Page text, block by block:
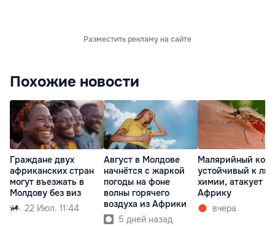
Разместить рекламу на сайте
Похожие новости
Граждане двух
африканских стран
могут въезжать в
Молдову без виз
22 Июл. 11:44
Август в Молдове
начнётся с жаркой
погоды на фоне
волны горячего
воздуха из Африки
5 дней назад
Малярийный
устойчивый к
химии, атакует
Африку
вчера